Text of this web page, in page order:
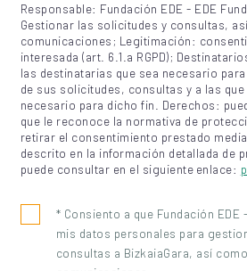
Responsable: Fundación EDE - EDE
Gestionar las solicitudes y consultas,
comunicaciones; Legitimación:
interesada (art. 6.1.a RGPD);
las destinatarias que sea necesario
de sus solicitudes, consultas y a las
necesario para dicho fin. Derechos:
que le reconoce la normativa de
retirar el consentimiento prestado
descrito en la información detallada de
puede consultar en el siguiente enlace:
* Consiento a que Fundación EDE
mis datos personales para
consultas a BizkaiaGara, así